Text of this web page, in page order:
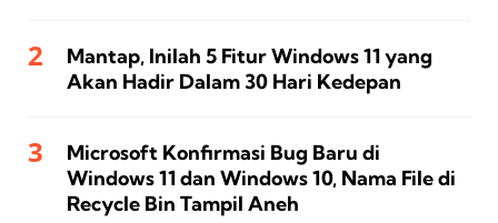
Mantap, Inilah 5 Fitur Windows 11 yang
Akan Hadir Dalam 30 Hari Kedepan
Microsoft Konfirmasi Bug Baru di
Windows 11 dan Windows 10, Nama File di
Recycle Bin Tampil Aneh